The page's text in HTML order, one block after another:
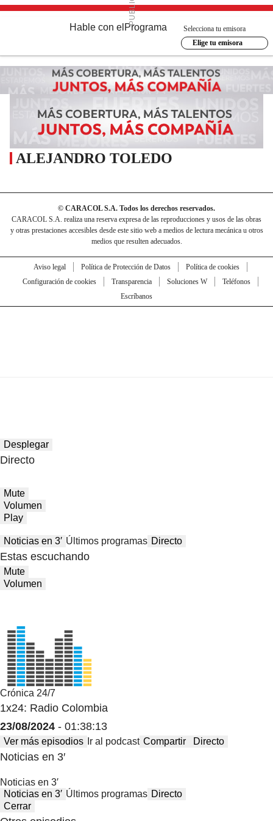
Hable con el Programa
Selecciona tu emisora
Elige tu emisora
ALEJANDRO TOLEDO
© CARACOL S.A. Todos los derechos reservados.
CARACOL S.A. realiza una reserva expresa de las reproducciones y usos de las obras
y otras prestaciones accesibles desde este sitio web a medios de lectura mecánica u otros
medios que resulten adecuados.
Aviso legal Política de Protección de Datos
Política de cookies
Configuración de cookies
Transparencia Soluciones W
Teléfonos
Escríbanos
Desplegar
Directo
Mute
Volumen
Play
Noticias en 3′ Últimos programas Directo
Estas escuchando
Mute
Volumen
Crónica 24/7
1x24: Radio Colombia
23/08/2024 - 01:38:13
Ver más episodios Ir al podcast Compartir Directo
Noticias en 3′
Noticias en 3′
Noticias en 3′ Últimos programas Directo
Cerrar